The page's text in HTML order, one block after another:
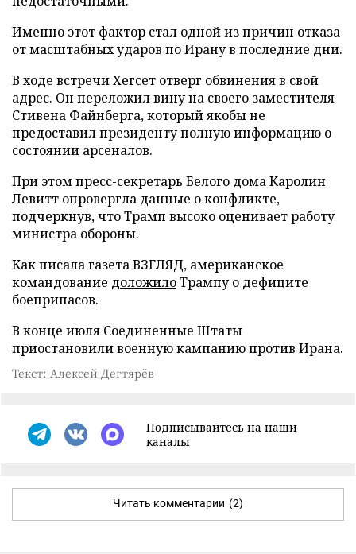
Именно этот фактор стал одной из причин отказа
от масштабных ударов по Ирану в последние дни.
В ходе встречи Хегсет отверг обвинения в свой
адрес. Он переложил вину на своего заместителя
Стивена Файнберга, который якобы не
предоставил президенту полную информацию о
состоянии арсеналов.
При этом пресс-секретарь Белого дома Каролин
Левитт опровергла данные о конфликте,
подчеркнув, что Трамп высоко оценивает работу
министра обороны.
Как писала газета ВЗГЛЯД, американское
командование доложилоТрампу о дефиците
боеприпасов.
В конце июля Соединенные Штаты
приостановиливоенную кампанию против Ирана.
Текст: Алексей Дегтярёв
Подписывайтесь на наши
каналы
Читать комментарии (2)